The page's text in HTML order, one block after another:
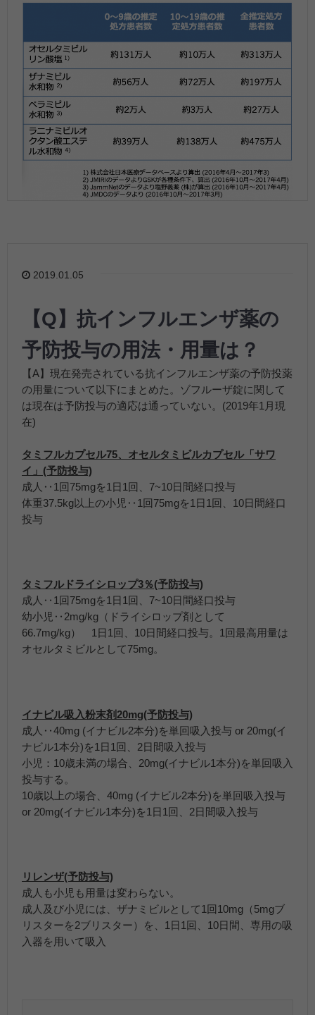
2019.01.05
【Q】抗インフルエンザ薬の
予防投与の用法・用量は？
【A】現在発売されている抗インフルエンザ薬の予防投薬
の用量について以下にまとめた。ゾフルーザ錠に関して
は現在は予防投与の適応は通っていない。(2019年1月現
在)
タミフルカプセル75、オセルタミビルカプセル「サワ
イ」(予防投与)
成人‥1回75mgを1日1回、7~10日間経口投与
体重37.5kg以上の小児‥1回75mgを1日1回、10日間経口
投与
タミフルドライシロップ3％(予防投与)
成人‥1回75mgを1日1回、7~10日間経口投与
幼小児‥2mg/kg（ドライシロップ剤として
66.7mg/kg） 1日1回、10日間経口投与。1回最高用量は
オセルタミビルとして75mg。
イナビル吸入粉末剤20mg(予防投与)
成人‥40mg (イナビル2本分)を単回吸入投与 or 20mg(イ
ナビル1本分)を1日1回、2日間吸入投与
小児：10歳未満の場合、20mg(イナビル1本分)を単回吸入
投与する。
10歳以上の場合、40mg (イナビル2本分)を単回吸入投与
or 20mg(イナビル1本分)を1日1回、2日間吸入投与
リレンザ(予防投与)
成人も小児も用量は変わらない。
成人及び小児には、ザナミビルとして1回10mg（5mgブ
リスターを2ブリスター）を、1日1回、10日間、専用の吸
入器を用いて吸入